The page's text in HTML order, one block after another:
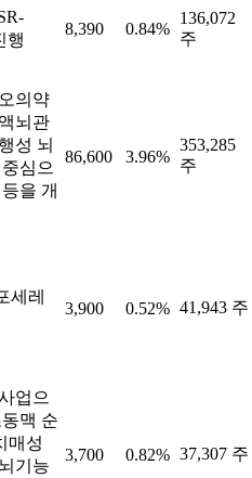
행
8,390 0.84%
136,072
주
의약
뇌관
성 뇌
심으
을 개
86,600 3.96%
353,285
주
세레
3,900 0.52% 41,943 주
업으
맥 순
매성
기능
3,700 0.82% 37,307 주